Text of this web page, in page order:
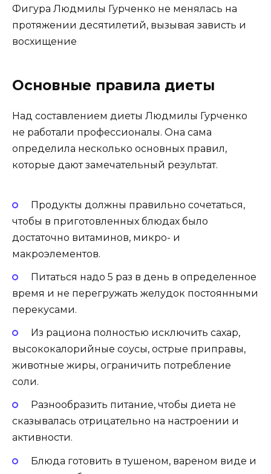
Фигура Людмилы Гурченко не менялась на
протяжении десятилетий, вызывая зависть и
восхищение
Основные правила диеты
Над составлением диеты Людмилы Гурченко
не работали профессионалы. Она сама
определила несколько основных правил,
которые дают замечательный результат.
Продукты должны правильно сочетаться,
чтобы в приготовленных блюдах было
достаточно витаминов, микро- и
макроэлементов.
Питаться надо 5 раз в день в определенное
время и не перегружать желудок постоянными
перекусами.
Из рациона полностью исключить сахар,
высококалорийные соусы, острые приправы,
животные жиры, ограничить потребление
соли.
Разнообразить питание, чтобы диета не
сказывалась отрицательно на настроении и
активности.
Блюда готовить в тушеном, вареном виде и